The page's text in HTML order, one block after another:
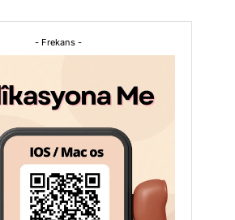
- Frekans -